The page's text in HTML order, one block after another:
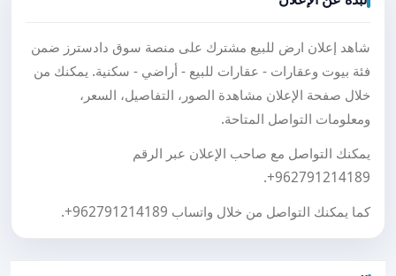
شاهد إعلان ارض للبيع مشترك على منصة سوق دادسترز ضمن
فئة بيوت وعقارات - عقارات للبيع - أراضي - سكنية. يمكنك من
خلال صفحة الإعلان مشاهدة الصور، التفاصيل، السعر،
ومعلومات التواصل المتاحة.
يمكنك التواصل مع صاحب الإعلان عبر الرقم
+962791214189
.
كما يمكنك التواصل من خلال واتساب +962791214189
.